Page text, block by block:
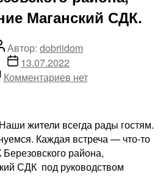
Маганский СДК.
записи
Автор: dobriidom
Дата
записи
13.07.2022
Комментариевк
ярких
красках»
—
гости
нет
жители всегда рады гостям.
Каждая встреча — что-то
района,
СДК под руководством